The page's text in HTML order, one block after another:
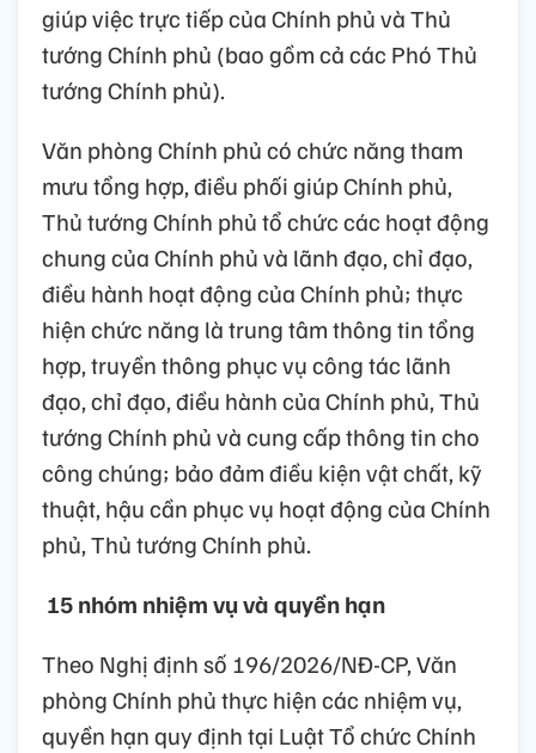
giúp việc trực tiếp của Chính phủ và Thủ
tướng Chính phủ (bao gồm cả các Phó Thủ
tướng Chính phủ).
Văn phòng Chính phủ có chức năng tham
mưu tổng hợp, điều phối giúp Chính phủ,
Thủ tướng Chính phủ tổ chức các hoạt động
chung của Chính phủ và lãnh đạo, chỉ đạo,
điều hành hoạt động của Chính phủ; thực
hiện chức năng là trung tâm thông tin tổng
hợp, truyền thông phục vụ công tác lãnh
đạo, chỉ đạo, điều hành của Chính phủ, Thủ
tướng Chính phủ và cung cấp thông tin cho
công chúng; bảo đảm điều kiện vật chất, kỹ
thuật, hậu cần phục vụ hoạt động của Chính
phủ, Thủ tướng Chính phủ.
15 nhóm nhiệm vụ và quyền hạn
Theo Nghị định số 196/2026/NĐ-CP, Văn
phòng Chính phủ thực hiện các nhiệm vụ,
quyền hạn quy định tại Luật Tổ chức Chính